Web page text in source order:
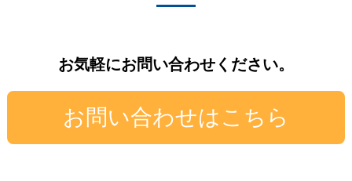
お気軽にお問い合わせください。
お問い合わせはこちら